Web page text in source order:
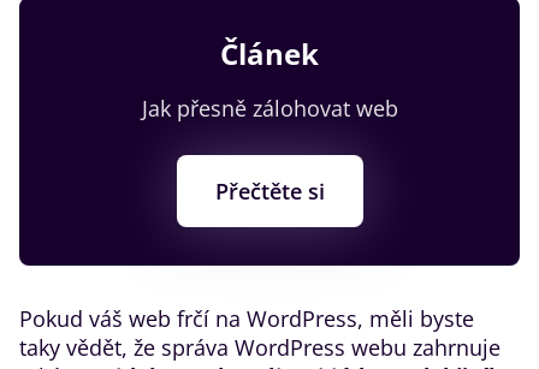
Článek
Jak přesně zálohovat web
Přečtěte si
Pokud váš web frčí na WordPress, měli byste
taky vědět, že správa WordPress webu zahrnuje